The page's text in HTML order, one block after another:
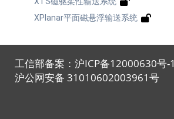
XPlanar平面磁悬浮输送系统
工信部备案：沪ICP备12000630号-1
沪公网安备 31010602003961号